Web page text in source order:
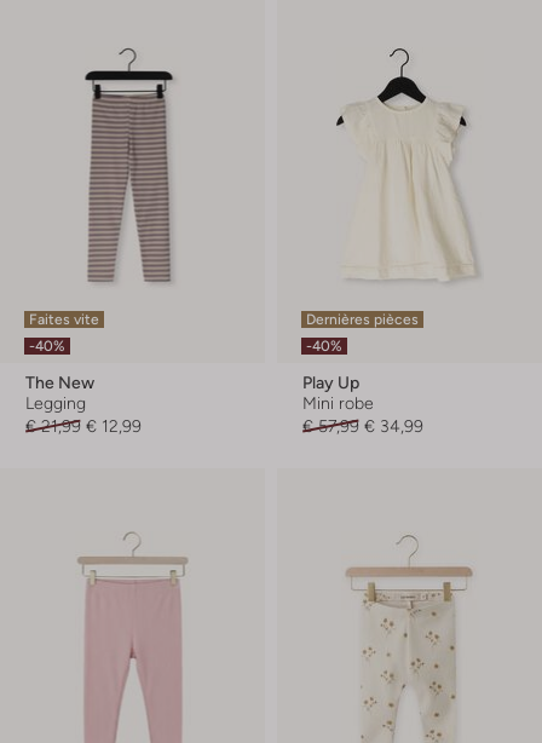
Faites vite
-40%
The New
Legging
€ 21,99 € 12,99
Dernières pièces
-40%
Play Up
Mini robe
€ 57,99 € 34,99